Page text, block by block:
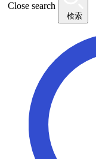
Close search
検索